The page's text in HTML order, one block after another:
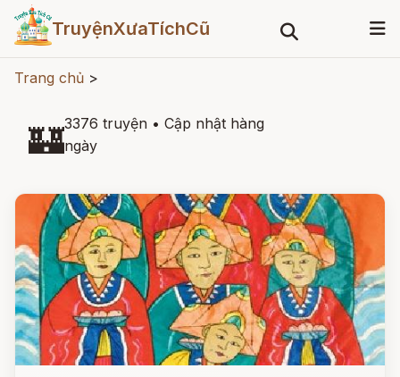
TruyệnXưaTíchCũ
Trang chủ >
🏰3376 truyện • Cập nhật hàng
ngày